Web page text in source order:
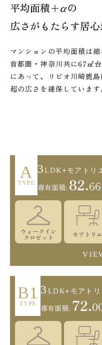
平均面積＋αの
広さがもたらす居心
マンションの平均面積は
首都圏・神奈川共に67㎡
にあって、リビオ川崎鹿
超の広さを確保しています
A
TYPE
3 LDK+モアトリ
専有面積: 82.66
ウォークイン
クロゼット モアトリエ
B1
TYPE
3 LDK+モアト
専有面積: 72.